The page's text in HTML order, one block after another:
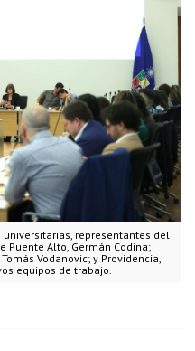
representantes del
Puente Alto, Germán Codina;
Vodanovic; y Providencia,
equipos de trabajo.